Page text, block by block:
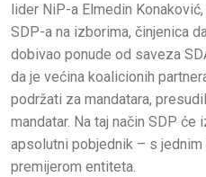
lider NiP-a Elmedin
SDP-a na izborima, činjenica
dobivao ponude od saveza
da je većina koalicionih
podržati za mandatara,
mandatar. Na taj način SDP
apsolutni pobjednik – s
premijerom entiteta.